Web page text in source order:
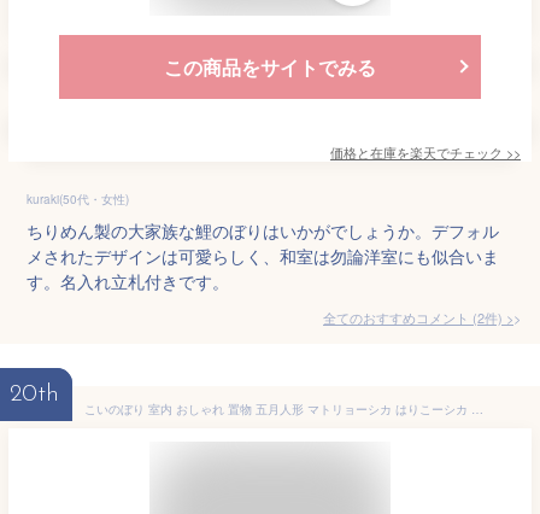
この商品をサイトでみる
価格と在庫を楽天でチェック >>
kuraki(50代・女性)
ちりめん製の大家族な鯉のぼりはいかがでしょうか。デフォル
メされたデザインは可愛らしく、和室は勿論洋室にも似合いま
す。名入れ立札付きです。
全てのおすすめコメント (2件) >
20th
こいのぼり 室内 おしゃれ 置物 五月人形 マトリョーシカ はりこーシカ 鯉のぼり 室内用 こどもの日 コンパクト 和紙 お祝い ギフト プレゼント 石川紙業 かわいい リーズナブル 送料無料 あす楽